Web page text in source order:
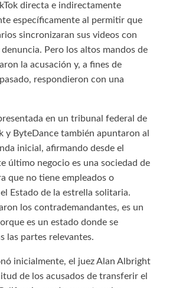
directa e indirectamente
específicamente al permitir que
sincronizaran sus videos con
denuncia. Pero los altos mandos de
la acusación y, a fines de
respondieron con una
en un tribunal federal de
y ByteDance también apuntaron al
inicial, afirmando desde el
último negocio es una sociedad de
que no tiene empleados o
Estado de la estrella solitaria.
los contrademandantes, es un
es un estado donde se
las partes relevantes.
inicialmente, el juez Alan Albright
de los acusados ​​de transferir el